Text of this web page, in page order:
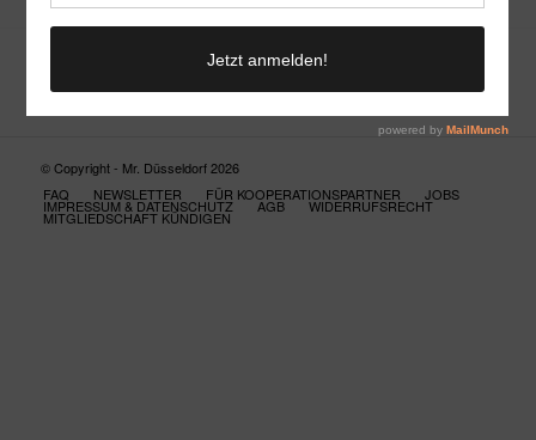
© Copyright - Mr. Düsseldorf 2026
FAQ
NEWSLETTER FÜR KOOPERATIONSPARTNER JOBS
IMPRESSUM & DATENSCHUTZ AGB WIDERRUFSRECHT
MITGLIEDSCHAFT KÜNDIGEN